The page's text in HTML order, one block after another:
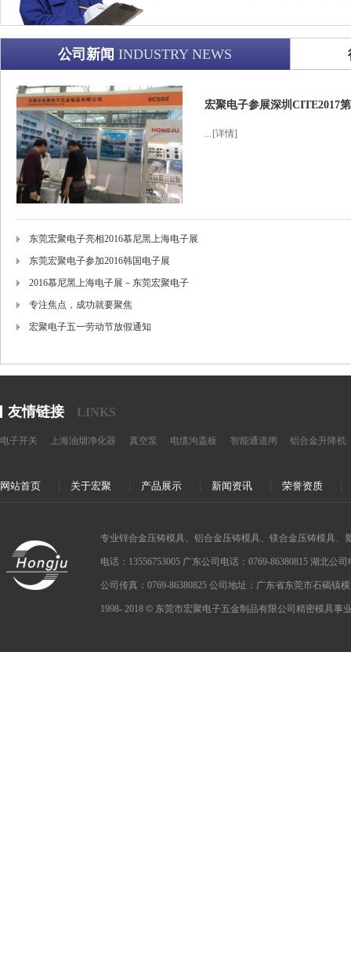
公司新闻 INDUSTRY NEWS
宏聚电子参展深圳CITE2017
... [详情]
东莞宏聚电子亮相2016慕尼黑上海电子展
东莞宏聚电子参加2016韩国电子展
2016慕尼黑上海电子展－东莞宏聚电子
专注焦点，成功就要聚焦
宏聚电子五一劳动节放假通知
友情链接 LINKS
电子开关 上海油烟净化器 真空泵 电缆沟盖板 智能通道闸 铝合金升降机
网站首页 关于宏聚 产品展示 新闻资讯 荣誉资质
专业锌合金压铸模具、铝合金压铸模具、镁合金压铸模具、
电话：13556753005 广东公司电话：0769-86380815 湖北公
公司传真：0769-86380825 公司地址：广东省东莞市石碣镇
1998- 2018 © 东莞市宏聚电子五金制品有限公司精密模具事